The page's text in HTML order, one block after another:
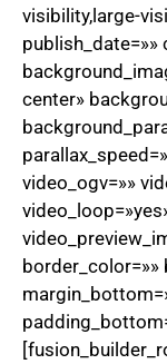
visibility,large-
publish_date=»»
center»
video_ogv=»»
border_color=»»